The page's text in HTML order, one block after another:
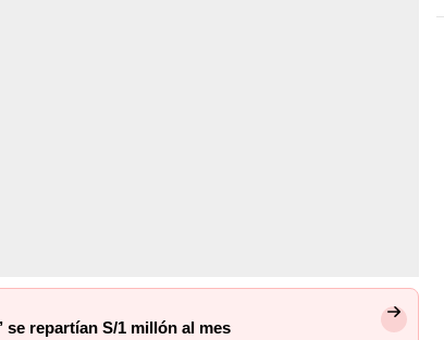
se repartían S/1 millón al mes